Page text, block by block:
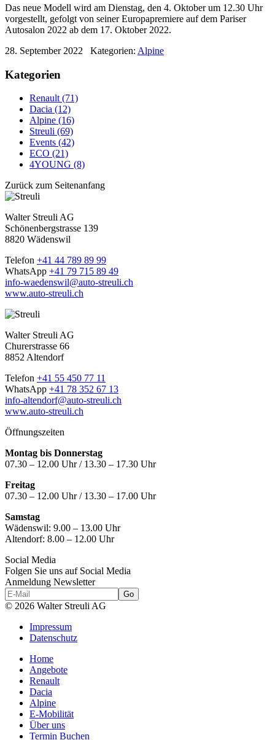
Das neue Modell wird am Dienstag, den 4. Oktober um 12.30 Uhr
vorgestellt, gefolgt von seiner Europapremiere auf dem Pariser
Autosalon 2022 ab dem 17. Oktober 2022.
28. September 2022
Kategorien: Alpine
Kategorien
Renault (71)
Dacia (12)
Alpine (16)
Streuli (69)
Events (42)
ECO (21)
4YOUNG (8)
Zurück zum Seitenanfang
Walter Streuli AG
Schönenbergstrasse 139
8820 Wädenswil
Telefon +41 44 789 89 99
WhatsApp +41 79 715 89 49
info-waedenswil@auto-streuli.ch
www.auto-streuli.ch
Walter Streuli AG
Churerstrasse 66
8852 Altendorf
Telefon +41 55 450 77 11
WhatsApp +41 78 352 67 13
info-altendorf@auto-streuli.ch
www.auto-streuli.ch
Öffnungszeiten
Montag bis Donnerstag
07.30 – 12.00 Uhr / 13.30 – 17.30 Uhr
Freitag
07.30 – 12.00 Uhr / 13.30 – 17.00 Uhr
Samstag
Wädenswil: 9.00 – 13.00 Uhr
Altendorf: 8.00 – 12.00 Uhr
Social Media
Folgen Sie uns auf Social Media
Anmeldung Newsletter
© 2026 Walter Streuli AG
Impressum
Datenschutz
Home
Angebote
Renault
Dacia
Alpine
E-Mobilität
Über uns
Termin Buchen